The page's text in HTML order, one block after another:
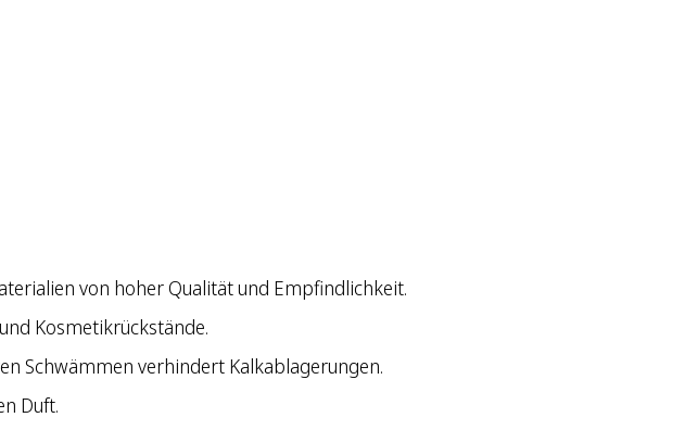
von hoher Qualität und Empfindlichkeit.
Kosmetikrückstände.
Schwämmen verhindert Kalkablagerungen.
Duft.